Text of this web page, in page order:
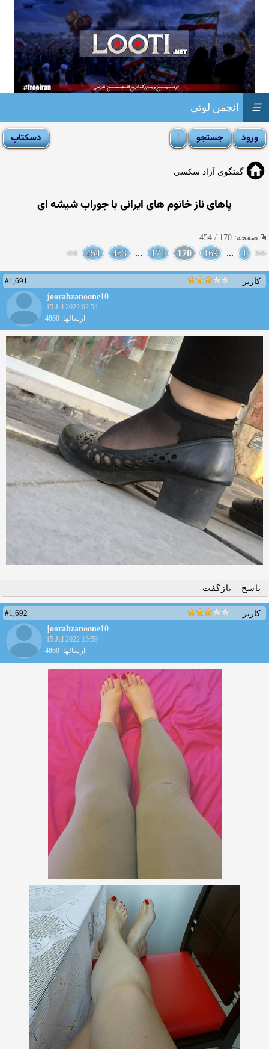
انجمن لوتی ☰
گفتگوی آزاد سکسی
پاهای ناز خانوم های ایرانی با جوراب شیشه ای
صفحه: 170 / 454
<<
1
...
169
170
171
...
453
454
>>
کاربر
#1,691
joorabzanoone10
15 Jul 2022 02:54
ارسالها: 4860
پاسخ بازگفت
کاربر
#1,692
joorabzanoone10
15 Jul 2022 15:59
ارسالها: 4860